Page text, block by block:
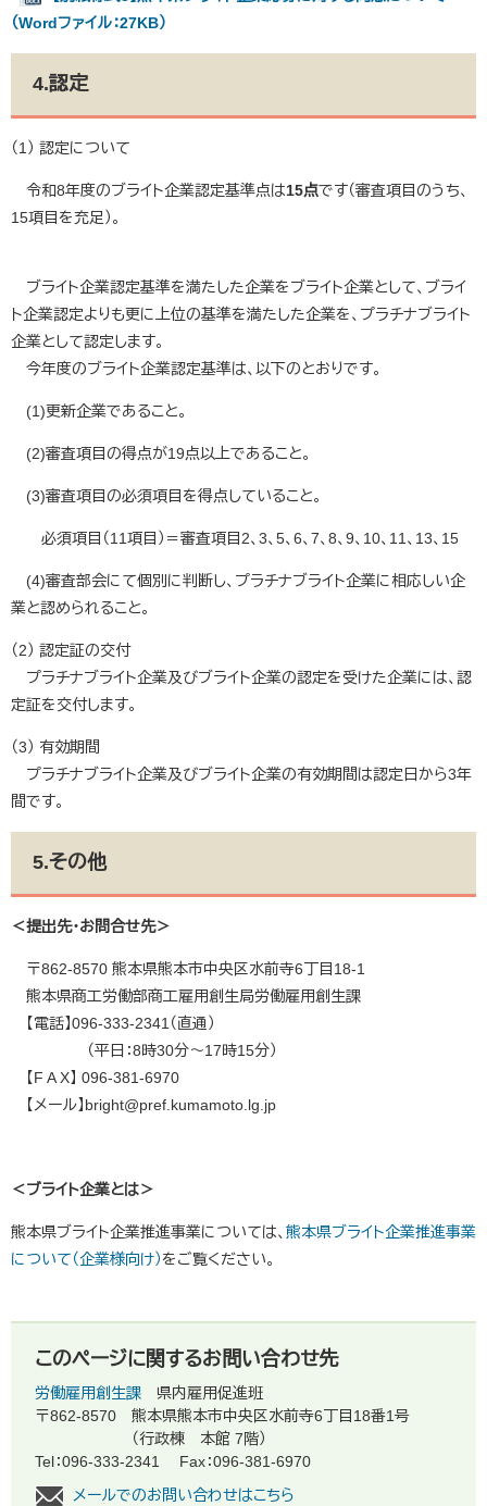
（Wordファイル：27KB）
4.認定​
（1） 認定について
令和8年度のブライト企業認定基準点は15点です（審査項目のうち、
15項目を充足）。
ブライト企業認定基準を満たした企業をブライト企業として、ブライ
ト企業認定よりも更に上位の基準を満たした企業を、プラチナブライト
企業として認定します。
今年度のブライト企業認定基準は、以下のとおりです。
(1)更新企業であること。
(2)審査項目の得点が19点以上であること。
(3)審査項目の必須項目を得点していること。
必須項目（11項目）＝審査項目2、3、5、6、7、8、9、10、11、13、15
(4)審査部会にて個別に判断し、プラチナブライト企業に相応しい企
業と認められること。
（2） 認定証の交付
プラチナブライト企業及びブライト企業の認定を受けた企業には、認
定証を交付します。
（3） 有効期間
プラチナブライト企業及びブライト企業の有効期間は認定日から3年
間です。
5.その他
＜提出先・お問合せ先＞
〒862-8570 熊本県熊本市中央区水前寺6丁目18-1
熊本県商工労働部商工雇用創生局労働雇用創生課
【電話】096-333-2341（直通）
（平日：8時30分～17時15分）
【F A X】 096-381-6970
【メール】bright@pref.kumamoto.lg.jp
＜ブライト企業とは＞
熊本県ブライト企業推進事業については、 熊本県ブライト企業推進事業
について（企業様向け）をご覧ください。
このページに関するお問い合わせ先
労働雇用創生課
県内雇用促進班
〒862-8570
熊本県熊本市中央区水前寺6丁目18番1号
（行政棟 本館 7階）
Tel：096-333-2341
Fax：096-381-6970
メールでのお問い合わせはこちら